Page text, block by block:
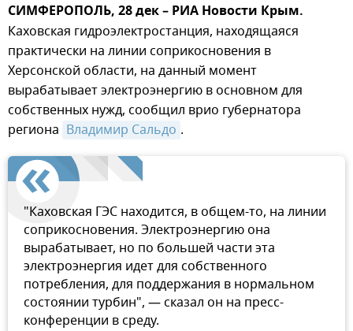
СИМФЕРОПОЛЬ, 28 дек – РИА Новости Крым.
Каховская гидроэлектростанция, находящаяся
практически на линии соприкосновения в
Херсонской области, на данный момент
вырабатывает электроэнергию в основном для
собственных нужд, сообщил врио губернатора
региона Владимир Сальдо .
"Каховская ГЭС находится, в общем-то, на линии
соприкосновения. Электроэнергию она
вырабатывает, но по большей части эта
электроэнергия идет для собственного
потребления, для поддержания в нормальном
состоянии турбин", — сказал он на пресс-
конференции в среду.